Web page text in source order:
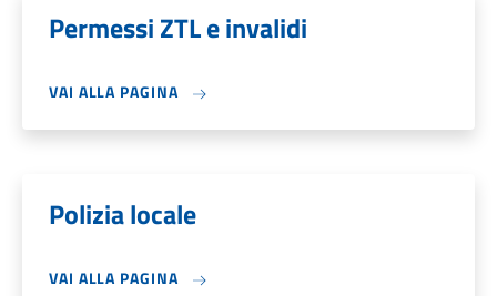
Permessi ZTL e invalidi
VAI ALLA PAGINA
Polizia locale
VAI ALLA PAGINA